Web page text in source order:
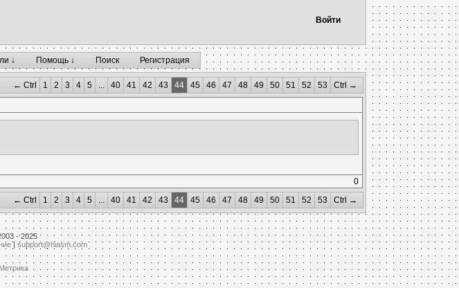
Войти
↓ Помощь ↓ Поиск Регистрация
← Ctrl 1 2 3 4 5 ... 40 41 42 43 44 45 46 47 48 49 50 51 52 53 Ctrl →
0
← Ctrl 1 2 3 4 5 ... 40 41 42 43 44 45 46 47 48 49 50 51 52 53 Ctrl →
- 2025
| support@hiasm.com